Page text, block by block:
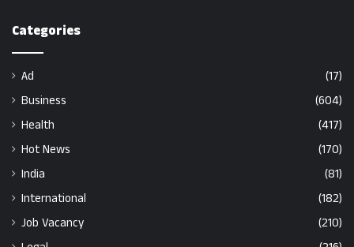
Categories
Ad
(17)
Business
(604)
Health
(417)
Hot News
(170)
India
(81)
International
(182)
Job Vacancy
(210)